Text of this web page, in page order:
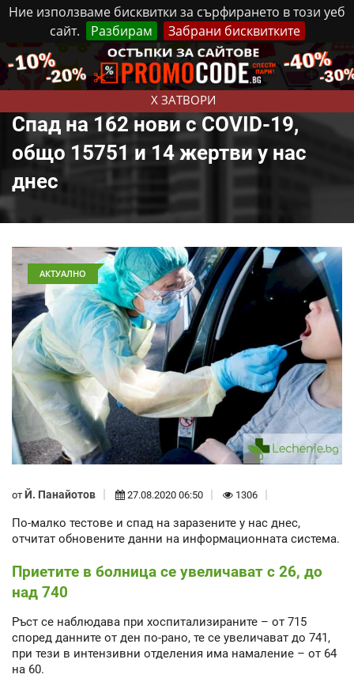
Ние използваме бисквитки за сърфирането в този уеб
сайт.
Разбирам Забрани бисквитките
X ЗАТВОРИ
Четвъртък, 6 Август, 2026 Реклама Контакти
Спад на 162 нови с COVID-19,
общо 15751 и 14 жертви у нас
днес
АКТУАЛНО
от Й. Панайотов 27.08.2020 06:50 1306
По-малко тестове и спад на заразените у нас днес,
отчитат обновените данни на информационната система.
Приетите в болница се увеличават с 26, до
над 740
Ръст се наблюдава при хоспитализираните – от 715
според данните от ден по-рано, те се увеличават до 741,
при тези в интензивни отделения има намаление – от 64
на 60.